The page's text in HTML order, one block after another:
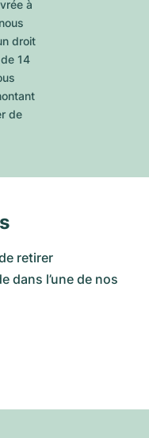
à
droit
14
de
retirer
dans l’une de nos